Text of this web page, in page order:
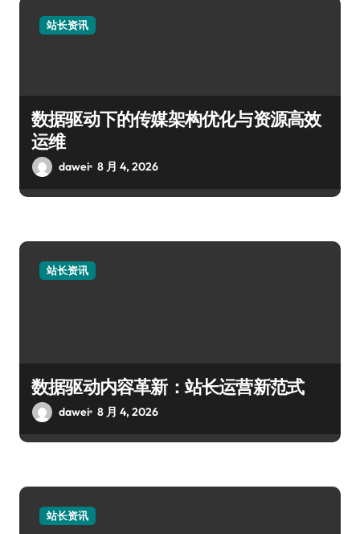
站长资讯
数据驱动下的传媒架构优化与资源高效
运维
dawei 8 月 4, 2026
站长资讯
数据驱动内容革新：站长运营新范式
dawei 8 月 4, 2026
站长资讯